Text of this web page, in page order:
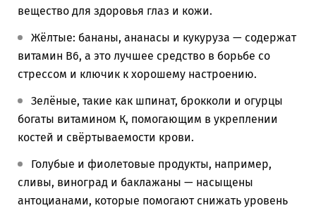
вещество для здоровья глаз и кожи.
Жёлтые: бананы, ананасы и кукуруза — содержат
витамин В6, а это лучшее средство в борьбе со
стрессом и ключик к хорошему настроению.
Зелёные, такие как шпинат, брокколи и огурцы
богаты витамином К, помогающим в укреплении
костей и свёртываемости крови.
Голубые и фиолетовые продукты, например,
сливы, виноград и баклажаны — насыщены
антоцианами, которые помогают снижать уровень